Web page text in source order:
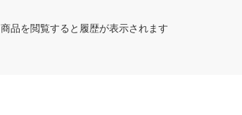
商品を閲覧すると履歴が表示されます